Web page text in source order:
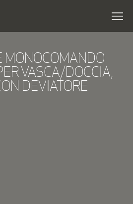
MONOCOMANDO
VASCA/DOCCIA,
DEVIATORE